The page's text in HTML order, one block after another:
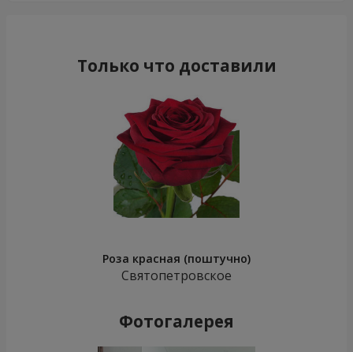
Только что доставили
Роза красная (поштучно)
Святопетровское
Фотогалерея